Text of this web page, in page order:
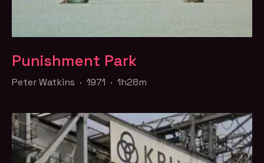
Punishment Park
Peter Watkins · 1971 · 1h28m